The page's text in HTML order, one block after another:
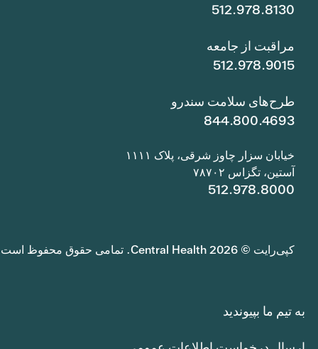
512.978.8130
مراقبت از جامعه
512.978.9015
طرح‌های سلامت سندرو
844.800.4693
خیابان سزار چاوز شرقی، پلاک ۱۱۱۱
آستین، تگزاس ۷۸۷۰۲
512.978.8000
کپی‌رایت © 2026 Central Health. تمامی حقوق محفوظ است.
به تیم ما بپیوندید